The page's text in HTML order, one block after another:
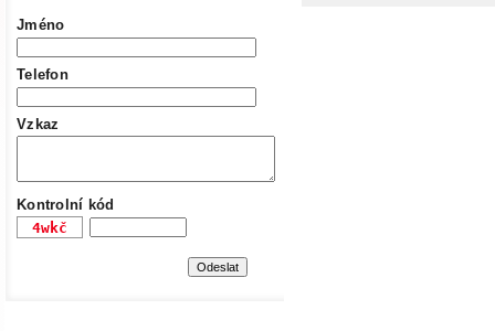
Jméno
Telefon
Vzkaz
Kontrolní kód